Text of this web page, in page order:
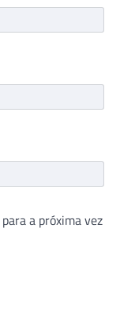
a próxima vez